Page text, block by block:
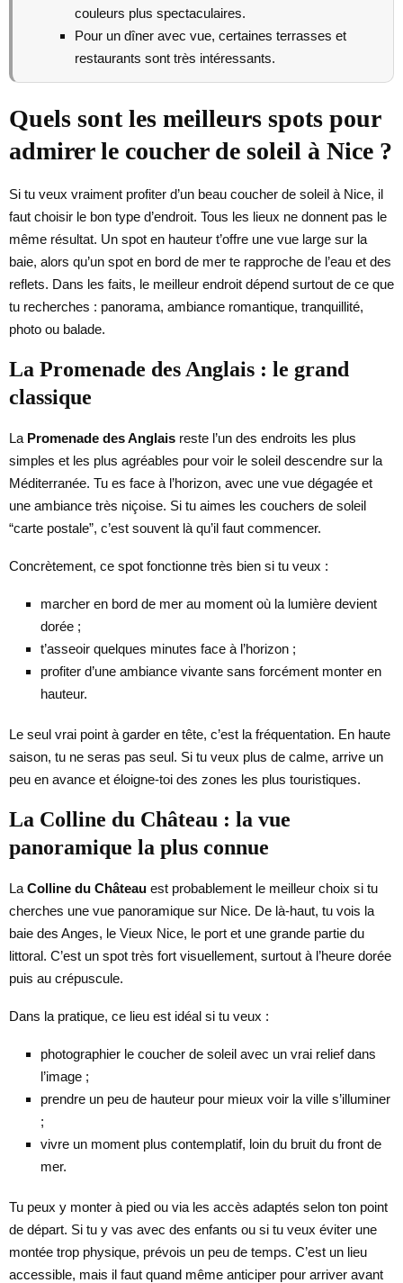
couleurs plus spectaculaires.
Pour un dîner avec vue, certaines terrasses et
restaurants sont très intéressants.
Quels sont les meilleurs spots pour
admirer le coucher de soleil à Nice ?
Si tu veux vraiment profiter d’un beau coucher de soleil à Nice, il
faut choisir le bon type d’endroit. Tous les lieux ne donnent pas le
même résultat. Un spot en hauteur t’offre une vue large sur la
baie, alors qu’un spot en bord de mer te rapproche de l’eau et des
reflets. Dans les faits, le meilleur endroit dépend surtout de ce que
tu recherches : panorama, ambiance romantique, tranquillité,
photo ou balade.
La Promenade des Anglais : le grand
classique
La Promenade des Anglais reste l’un des endroits les plus
simples et les plus agréables pour voir le soleil descendre sur la
Méditerranée. Tu es face à l’horizon, avec une vue dégagée et
une ambiance très niçoise. Si tu aimes les couchers de soleil
“carte postale”, c’est souvent là qu’il faut commencer.
Concrètement, ce spot fonctionne très bien si tu veux :
marcher en bord de mer au moment où la lumière devient
dorée ;
t’asseoir quelques minutes face à l’horizon ;
profiter d’une ambiance vivante sans forcément monter en
hauteur.
Le seul vrai point à garder en tête, c’est la fréquentation. En haute
saison, tu ne seras pas seul. Si tu veux plus de calme, arrive un
peu en avance et éloigne-toi des zones les plus touristiques.
La Colline du Château : la vue
panoramique la plus connue
La Colline du Château est probablement le meilleur choix si tu
cherches une vue panoramique sur Nice. De là-haut, tu vois la
baie des Anges, le Vieux Nice, le port et une grande partie du
littoral. C’est un spot très fort visuellement, surtout à l’heure dorée
puis au crépuscule.
Dans la pratique, ce lieu est idéal si tu veux :
photographier le coucher de soleil avec un vrai relief dans
l’image ;
prendre un peu de hauteur pour mieux voir la ville s’illuminer
;
vivre un moment plus contemplatif, loin du bruit du front de
mer.
Tu peux y monter à pied ou via les accès adaptés selon ton point
de départ. Si tu y vas avec des enfants ou si tu veux éviter une
montée trop physique, prévois un peu de temps. C’est un lieu
accessible, mais il faut quand même anticiper pour arriver avant